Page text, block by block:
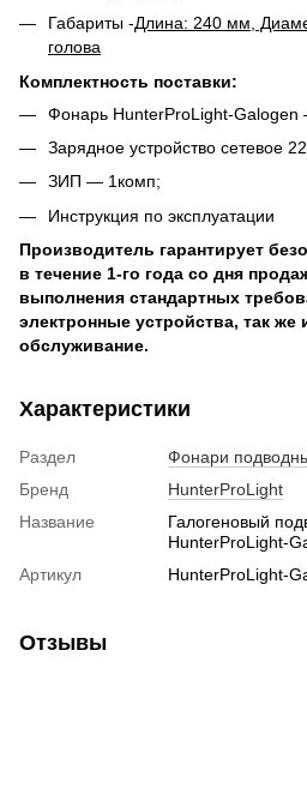
Габариты -Длина: 240 мм,
голова
Комплектность поставки:
Фонарь HunterProLight-
Зарядное устройство сетевое
ЗИП ― 1комп;
Инструкция по эксплуатации
Производитель гарантирует
в течение 1-го года со дня
выполнения стандартных
электронные устройства, так же
обслуживание.
Характеристики
Раздел
Фонари
Бренд
HunterProLight
Название
Галогеновый
HunterProLight-
Артикул
HunterProLight-
Отзывы